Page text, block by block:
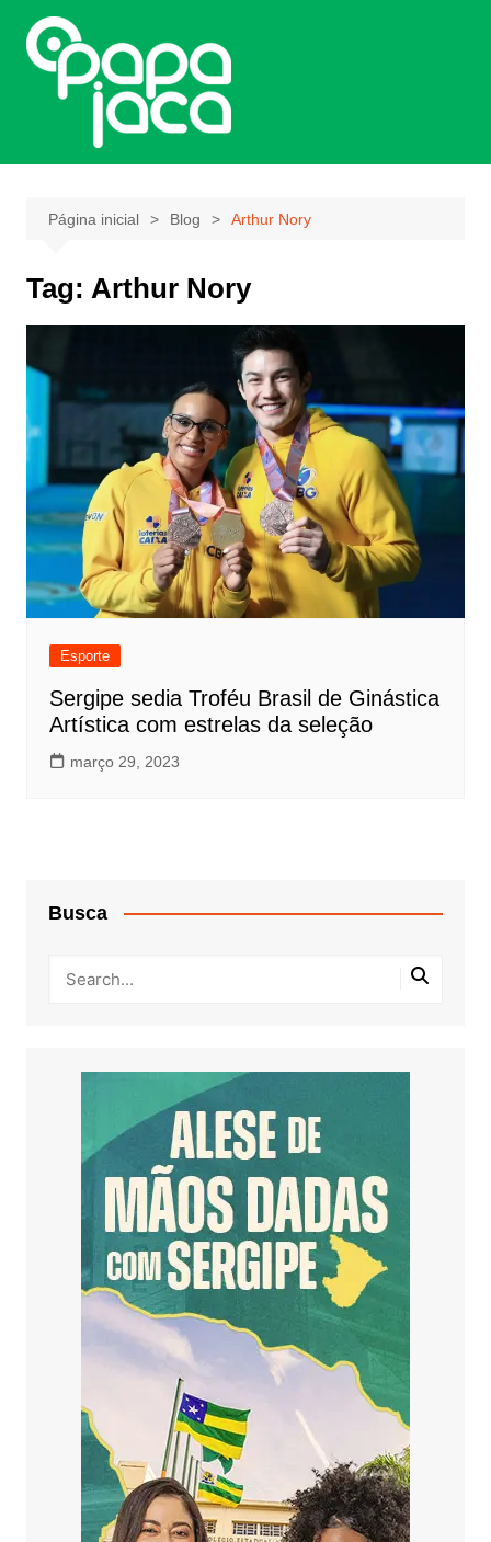
para
conteúdo
Página inicial Blog Arthur Nory
Tag: Arthur Nory
Esporte
Sergipe sedia Troféu Brasil de Ginástica
Artística com estrelas da seleção
março 29, 2023
Busca